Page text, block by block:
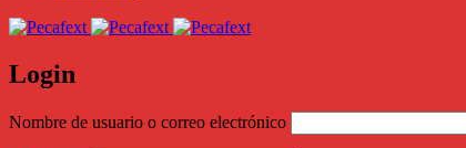
Login
Nombre de usuario o correo electrónico